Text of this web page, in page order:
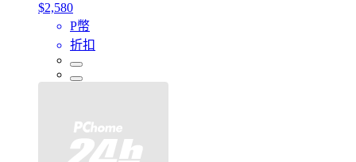
$2,580
P幣
折扣